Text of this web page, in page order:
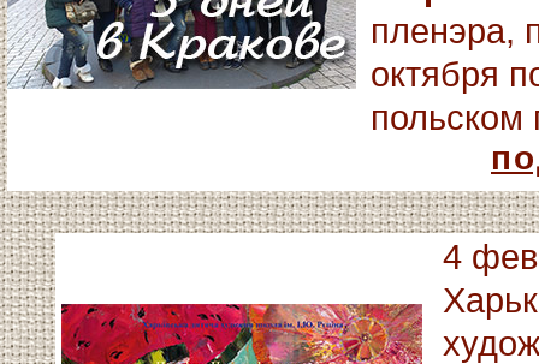
пленэра,
октября
польском
4